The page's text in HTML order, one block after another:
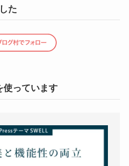
た
使っています